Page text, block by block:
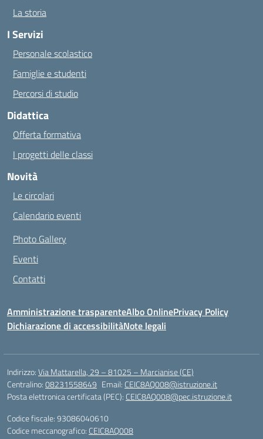
La storia
I Servizi
Personale scolastico
Famiglie e studenti
Percorsi di studio
Didattica
Offerta formativa
I progetti delle classi
Novità
Le circolari
Calendario eventi
Photo Gallery
Eventi
Contatti
Amministrazione trasparenteAlbo OnlinePrivacy Policy
Dichiarazione di accessibilitàNote legali
Indirizzo:Via Mattarella, 29 – 81025 – Marcianise (CE)
Centralino:08231558649 Email: CEIC8AQ008@istruzione.it
Posta elettronica certificata (PEC): CEIC8AQ008@pec.istruzione.it
Codice fiscale: 93086040610
Codice meccanografico: CEIC8AQ008